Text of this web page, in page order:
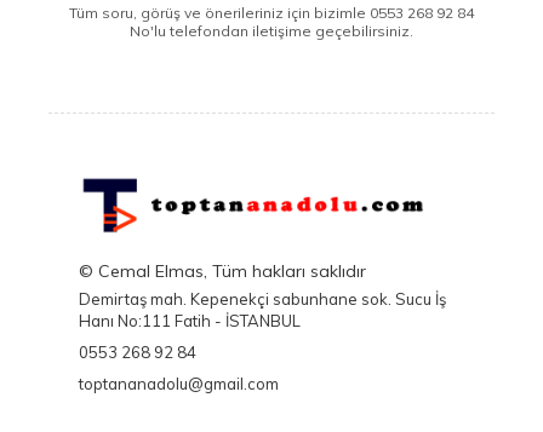
Tüm soru, görüş ve önerileriniz için bizimle 0553 268 92 84
No'lu telefondan iletişime geçebilirsiniz.
© Cemal Elmas, Tüm hakları saklıdır
Demirtaş mah. Kepenekçi sabunhane sok. Sucu İş
Hanı No:111 Fatih - İSTANBUL
0553 268 92 84
toptananadolu@gmail.com